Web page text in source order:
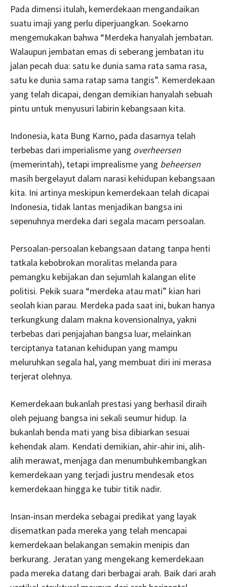
Pada dimensi itulah, kemerdekaan mengandaikan
suatu imaji yang perlu diperjuangkan. Soekarno
mengemukakan bahwa “Merdeka hanyalah jembatan.
Walaupun jembatan emas di seberang jembatan itu
jalan pecah dua: satu ke dunia sama rata sama rasa,
satu ke dunia sama ratap sama tangis”. Kemerdekaan
yang telah dicapai, dengan demikian hanyalah sebuah
pintu untuk menyusuri labirin kebangsaan kita.
Indonesia, kata Bung Karno, pada dasarnya telah
terbebas dari imperialisme yang overheersen
(memerintah), tetapi imprealisme yang beheersen
masih bergelayut dalam narasi kehidupan kebangsaan
kita. Ini artinya meskipun kemerdekaan telah dicapai
Indonesia, tidak lantas menjadikan bangsa ini
sepenuhnya merdeka dari segala macam persoalan.
Persoalan-persoalan kebangsaan datang tanpa henti
tatkala kebobrokan moralitas melanda para
pemangku kebijakan dan sejumlah kalangan elite
politisi. Pekik suara “merdeka atau mati” kian hari
seolah kian parau. Merdeka pada saat ini, bukan hanya
terkungkung dalam makna kovensionalnya, yakni
terbebas dari penjajahan bangsa luar, melainkan
terciptanya tatanan kehidupan yang mampu
meluruhkan segala hal, yang membuat diri ini merasa
terjerat olehnya.
Kemerdekaan bukanlah prestasi yang berhasil diraih
oleh pejuang bangsa ini sekali seumur hidup. Ia
bukanlah benda mati yang bisa dibiarkan sesuai
kehendak alam. Kendati demikian, ahir-ahir ini, alih-
alih merawat, menjaga dan menumbuhkembangkan
kemerdekaan yang terjadi justru mendesak etos
kemerdekaan hingga ke tubir titik nadir.
Insan-insan merdeka sebagai predikat yang layak
disematkan pada mereka yang telah mencapai
kemerdekaan belakangan semakin menipis dan
berkurang. Jeratan yang mengekang kemerdekaan
pada mereka datang dari berbagai arah. Baik dari arah